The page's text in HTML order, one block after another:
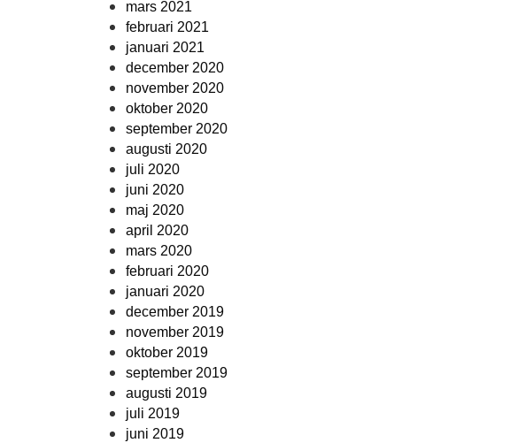
mars 2021
februari 2021
januari 2021
december 2020
november 2020
oktober 2020
september 2020
augusti 2020
juli 2020
juni 2020
maj 2020
april 2020
mars 2020
februari 2020
januari 2020
december 2019
november 2019
oktober 2019
september 2019
augusti 2019
juli 2019
juni 2019